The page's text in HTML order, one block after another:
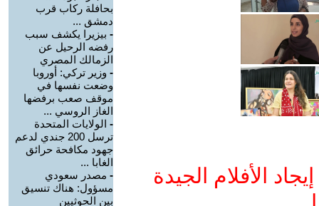
الأفلام الجيدة
بحافلة ركاب قرب
دمشق ...
- بيزيرا يكشف سبب
رفضه الرحيل عن
الزمالك المصري
- وزير تركي: أوروبا
وضعت نفسها في
موقف صعب برفضها
الغاز الروسي ...
- الولايات المتحدة
ترسل 200 جندي لدعم
جهود مكافحة حرائق
الغابا ...
- مصدر سعودي
مسؤول: هناك تنسيق
بين الحوثيين